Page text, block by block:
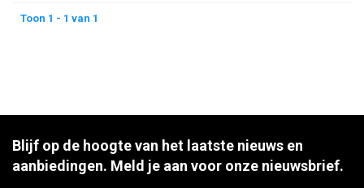
Toon 1 - 1 van 1
Blijf op de hoogte van het laatste nieuws en
aanbiedingen. Meld je aan voor onze nieuwsbrief.